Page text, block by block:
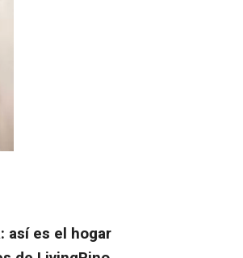
así es el hogar